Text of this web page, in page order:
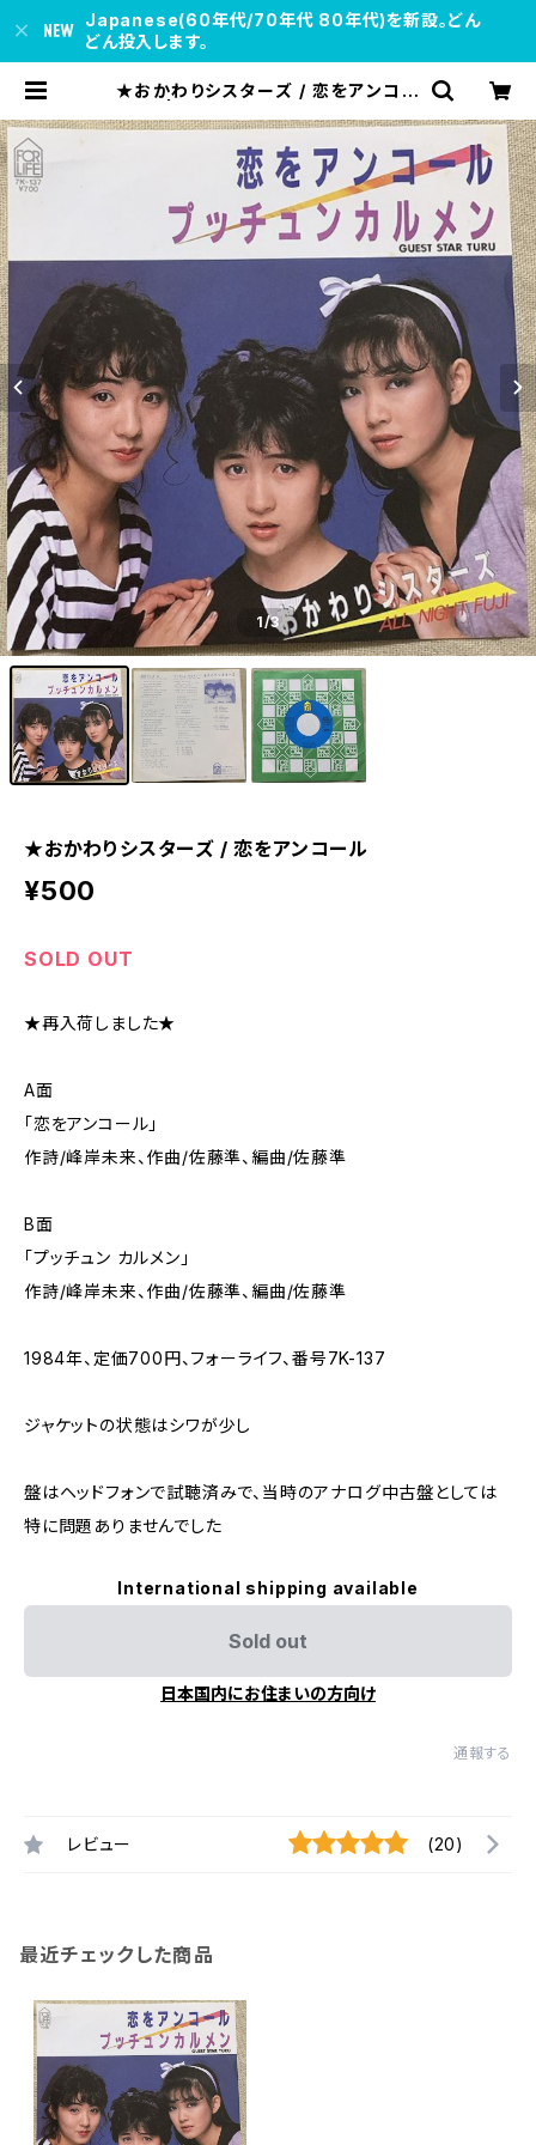
Japanese(60年代/70年代 80年代)を新設。どん
どん投入します。
★おかわりシスターズ / 恋をアンコー
1/3
★おかわりシスターズ / 恋をアンコール
¥500
SOLD OUT
★再入荷しました★
A面
「恋をアンコール」
作詩/峰岸未来、作曲/佐藤準、編曲/佐藤準
B面
「プッチュン カルメン」
作詩/峰岸未来、作曲/佐藤準、編曲/佐藤準
1984年、定価700円、フォーライフ、番号7K-137
ジャケットの状態はシワが少し
盤はヘッドフォンで試聴済みで、当時のアナログ中古盤としては
特に問題ありませんでした
International shipping available
Sold out
日本国内にお住まいの方向け
通報する
レビュー (20)
最近チェックした商品